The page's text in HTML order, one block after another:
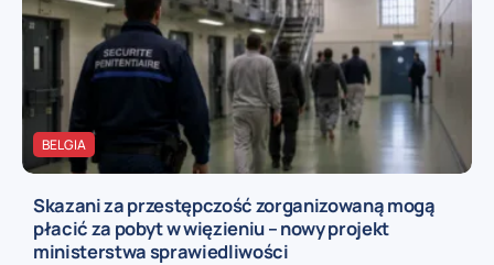
BELGIA
Skazani za przestępczość zorganizowaną mogą
płacić za pobyt w więzieniu – nowy projekt
ministerstwa sprawiedliwości